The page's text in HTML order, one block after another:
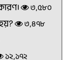
৩,৫৮০
৩,৪৭৮
১২,১৭২